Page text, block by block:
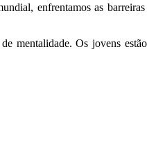
enfrentamos as
mentalidade. Os jovens